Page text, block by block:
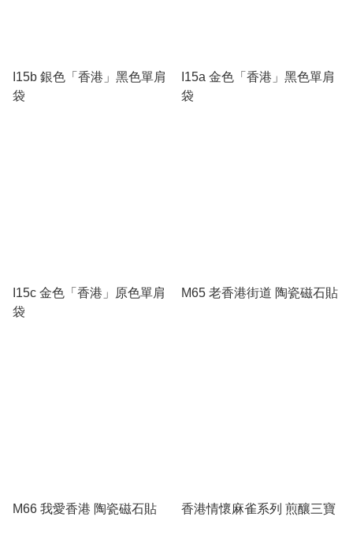
I15b 銀色「香港」黑色單肩
袋
I15a 金色「香港」黑色單肩
袋
I15c 金色「香港」原色單肩
袋
M65 老香港街道 陶瓷磁石貼
M66 我愛香港 陶瓷磁石貼 香港情懷麻雀系列 煎釀三寶